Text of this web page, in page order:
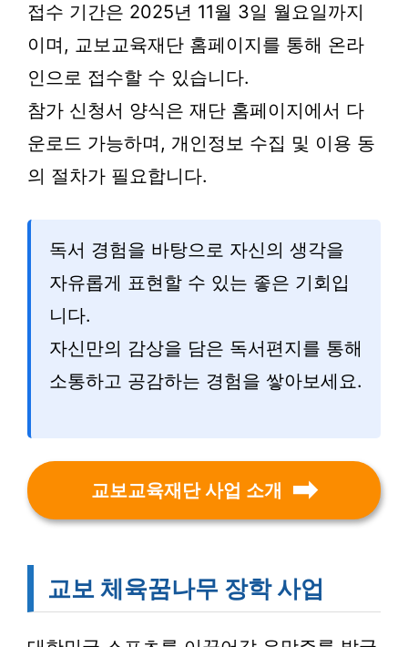
접수 기간은 2025년 11월 3일 월요일까지
이며, 교보교육재단 홈페이지를 통해 온라
인으로 접수할 수 있습니다.
참가 신청서 양식은 재단 홈페이지에서 다
운로드 가능하며, 개인정보 수집 및 이용 동
의 절차가 필요합니다.
독서 경험을 바탕으로 자신의 생각을
자유롭게 표현할 수 있는 좋은 기회입
니다.
자신만의 감상을 담은 독서편지를 통해
소통하고 공감하는 경험을 쌓아보세요.
교보교육재단 사업 소개
교보 체육꿈나무 장학 사업